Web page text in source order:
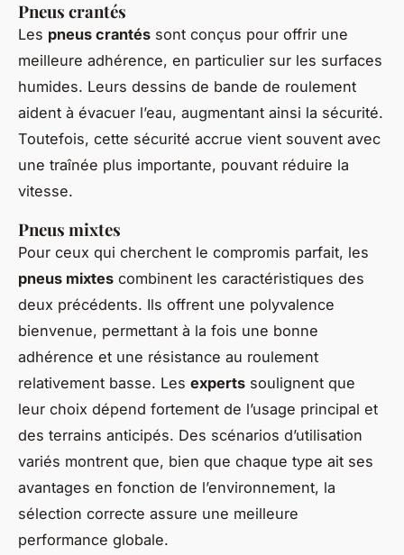
Pneus crantés
Les pneus crantés sont conçus pour offrir une
meilleure adhérence, en particulier sur les surfaces
humides. Leurs dessins de bande de roulement
aident à évacuer l’eau, augmentant ainsi la sécurité.
Toutefois, cette sécurité accrue vient souvent avec
une traînée plus importante, pouvant réduire la
vitesse.
Pneus mixtes
Pour ceux qui cherchent le compromis parfait, les
pneus mixtes combinent les caractéristiques des
deux précédents. Ils offrent une polyvalence
bienvenue, permettant à la fois une bonne
adhérence et une résistance au roulement
relativement basse. Les experts soulignent que
leur choix dépend fortement de l’usage principal et
des terrains anticipés. Des scénarios d’utilisation
variés montrent que, bien que chaque type ait ses
avantages en fonction de l’environnement, la
sélection correcte assure une meilleure
performance globale.